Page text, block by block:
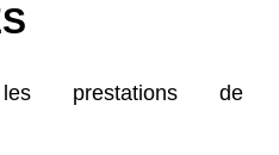
prestations de